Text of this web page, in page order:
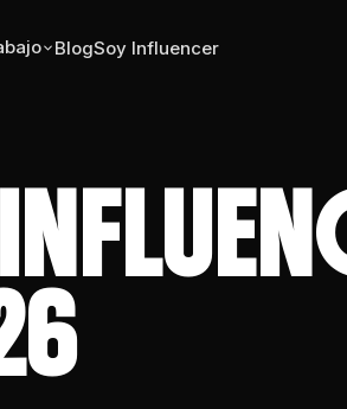
BlogSoy Influencer